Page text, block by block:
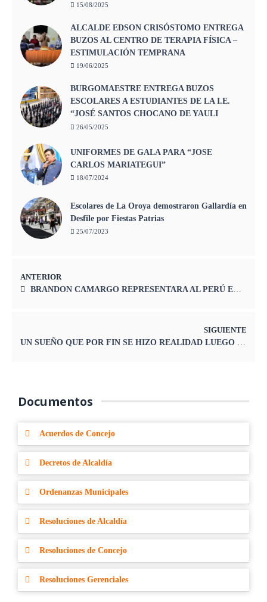
15/08/2025
ALCALDE EDSON CRISÓSTOMO ENTREGA
BUZOS AL CENTRO DE TERAPIA FÍSICA –
ESTIMULACIÓN TEMPRANA
19/06/2025
BURGOMAESTRE ENTREGA BUZOS
ESCOLARES A ESTUDIANTES DE LA I.E.
“JOSÉ SANTOS CHOCANO DE YAULI
26/05/2025
UNIFORMES DE GALA PARA “JOSE
CARLOS MARIATEGUI”
18/07/2024
Escolares de La Oroya demostraron Gallardía en
Desfile por Fiestas Patrias
25/07/2023
ANTERIOR
BRANDON CAMARGO REPRESENTARA AL PERÚ EN COMPETENCIA INTERNACIONAL EN LOS EE.UU
SIGUIENTE
Documentos
Acuerdos de Concejo
Decretos de Alcaldía
Ordenanzas Municipales
Resoluciones de Alcaldía
Resoluciones de Concejo
Resoluciones Gerenciales